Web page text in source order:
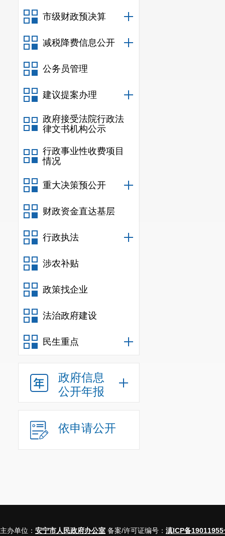
市级财政预决算
减税降费信息公开
公务员管理
建议提案办理
政府接受法院行政法
律文书机构公示
行政事业性收费项目
情况
重大决策预公开
财政资金直达基层
行政执法
涉农补贴
政策找企业
法治政府建设
民生重点
政府信息
公开年报
依申请公开
主办单位： 安宁市人民政府办公室 备案/许可证编号： 滇ICP备